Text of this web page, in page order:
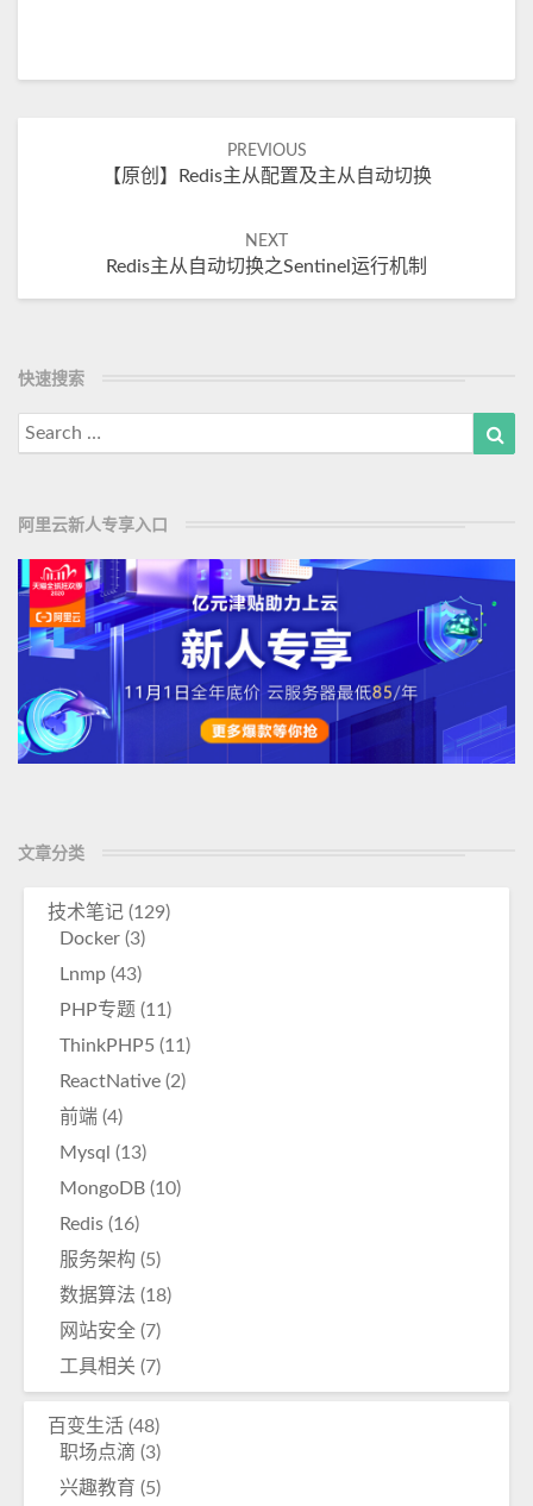
navigation
PREVIOUS
【原创】Redis主从配置及主从自动切换
NEXT
Redis主从自动切换之Sentinel运行机制
快速搜索
Search
for:
阿里云新人专享入口
文章分类
技术笔记 (129)
Docker (3)
Lnmp (43)
PHP专题 (11)
ThinkPHP5 (11)
ReactNative (2)
前端 (4)
Mysql (13)
MongoDB (10)
Redis (16)
服务架构 (5)
数据算法 (18)
网站安全 (7)
工具相关 (7)
百变生活 (48)
职场点滴 (3)
兴趣教育 (5)